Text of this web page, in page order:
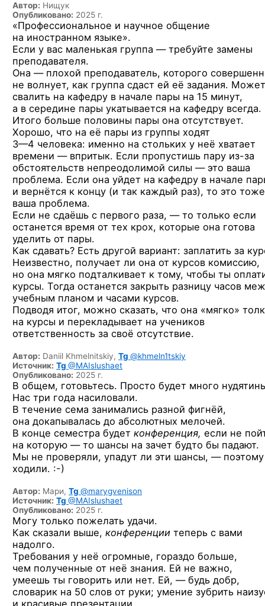
Автор: Нищук
Опубликовано: 2025 г.
«Профессиональное и научное общение
на иностранном языке».
Если у вас маленькая группа — требуйте замены
преподавателя.
Она — плохой преподаватель, которого
не волнует, как группа сдаст ей её задания. Может
свалить на кафедру в начале пары на 15 минут,
а в середине пары укатывается на кафедру всегда.
Итого больше половины пары она отсутствует.
Хорошо, что на её пары из группы ходят
3—4 человека: именно на стольких у неё хватает
времени — впритык. Если пропустишь пару из-за
обстоятельств непреодолимой силы — это ваша
проблема. Если она уйдет на кафедру в начале
и вернётся к концу (и так каждый раз), то это тоже
ваша проблема.
Если не сдаёшь с первого раза, — то только если
останется время от тех крох, которые она готова
уделить от пары.
Как сдавать? Есть другой вариант: заплатить за
Неизвестно, получает ли она от курсов комиссию,
но она мягко подталкивает к тому, чтобы ты
курсы. Тогда останется закрыть разницу часов
учебным планом и часами курсов.
Подводя итог, можно сказать, что она «мягко»
на курсы и перекладывает на учеников
ответственность за своё отсутствие.
Автор: Daniil Khmelnitskiy, Tg @khmeln1tskiy
Источник: Tg @MAIslushaet
Опубликовано: 2025 г.
В общем, готовьтесь. Просто будет много
Нас три года насиловали.
В течение сема занимались разной фигнёй,
она докапывалась до абсолютных мелочей.
В конце семестра будет конференция, если не
на которую — то шансы на зачет будто бы падают.
Мы не проверяли, упадут ли эти шансы, — поэтому
ходили. :-)
Автор: Мари, Tg @marygvenison
Источник: Tg @MAIslushaet
Опубликовано: 2025 г.
Могу только пожелать удачи.
Как сказали выше, конференции теперь с вами
надолго.
Требования у неё огромные, гораздо больше,
чем полученные от неё знания. Ей не важно,
умеешь ты говорить или нет. Ей, — будь добр,
словарик на 50 слов от руки; умение зубрить
и красивые презентации.